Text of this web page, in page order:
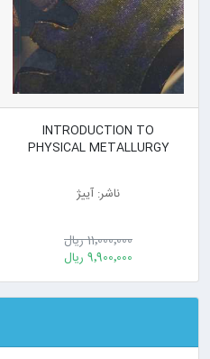
INTRODUCTION TO
PHYSICAL METALLURGY
ناشر: آییژ
11٬000٬000 ریال
9٬900٬000 ریال